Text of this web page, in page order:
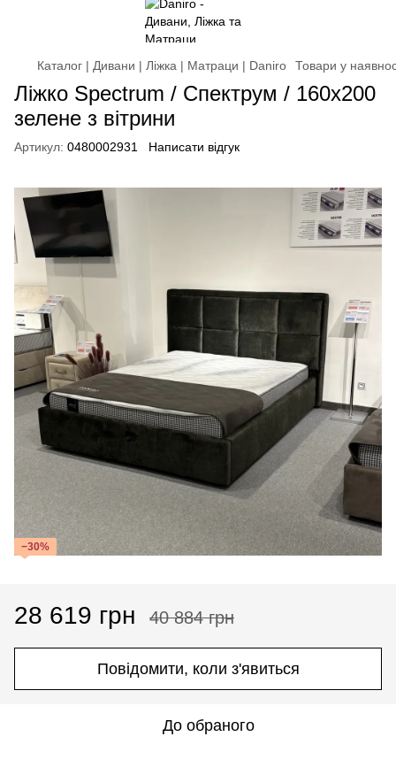
Каталог | Дивани | Ліжка | Матраци | Daniro Товари у
Ліжко Spectrum / Спектрум / 160х200
зелене з вітрини
Артикул: 0480002931 Написати відгук
−30%
28 619 грн 40 884 грн
Повідомити, коли з'явиться
До обраного